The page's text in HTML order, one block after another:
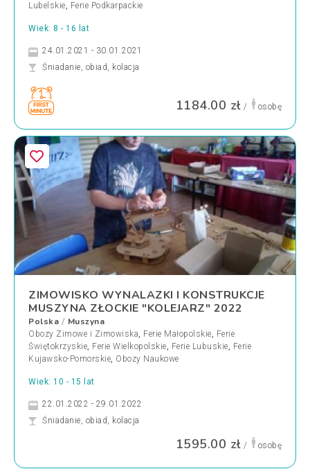
Lubelskie, Ferie Podkarpackie
Wiek: 8 - 16 lat
24.01.2021 - 30.01.2021
Śniadanie, obiad, kolacja
1184.00 zł / osobę
ZIMOWISKO WYNALAZKI I KONSTRUKCJE
MUSZYNA ZŁOCKIE "KOLEJARZ" 2022
Polska / Muszyna
Obozy Zimowe i Zimowiska, Ferie Małopolskie, Ferie
Świętokrzyskie, Ferie Wielkopolskie, Ferie Lubuskie, Ferie
Kujawsko-Pomorskie, Obozy Naukowe
Wiek: 10 - 15 lat
22.01.2022 - 29.01.2022
Śniadanie, obiad, kolacja
1595.00 zł / osobę